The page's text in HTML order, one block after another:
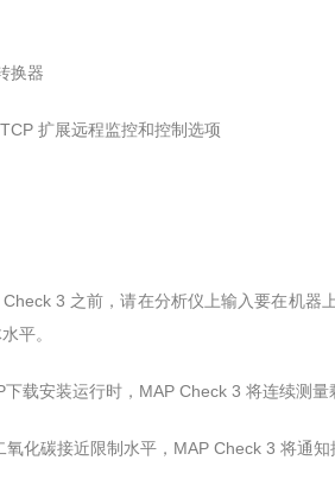
换器
扩展远程监控和控制选项
3 之前，请在分析仪上输入要在机器
。
安装运行时，MAP Check 3 将连续测量剩
碳接近限制水平，MAP Check 3 将通知操